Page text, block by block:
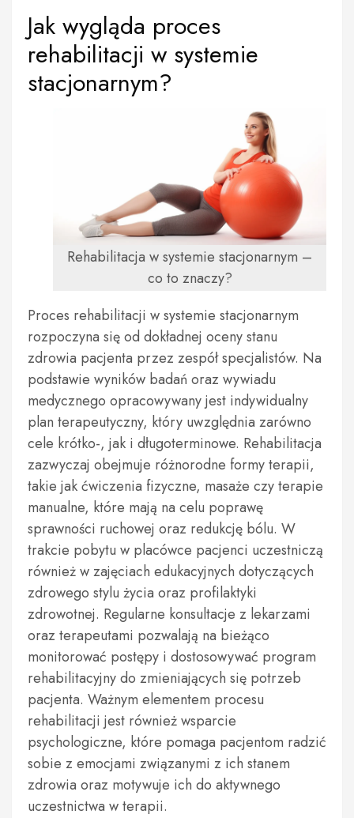
Jak wygląda proces
rehabilitacji w systemie
stacjonarnym?
Rehabilitacja w systemie stacjonarnym –
co to znaczy?
Proces rehabilitacji w systemie stacjonarnym
rozpoczyna się od dokładnej oceny stanu
zdrowia pacjenta przez zespół specjalistów. Na
podstawie wyników badań oraz wywiadu
medycznego opracowywany jest indywidualny
plan terapeutyczny, który uwzględnia zarówno
cele krótko-, jak i długoterminowe. Rehabilitacja
zazwyczaj obejmuje różnorodne formy terapii,
takie jak ćwiczenia fizyczne, masaże czy terapie
manualne, które mają na celu poprawę
sprawności ruchowej oraz redukcję bólu. W
trakcie pobytu w placówce pacjenci uczestniczą
również w zajęciach edukacyjnych dotyczących
zdrowego stylu życia oraz profilaktyki
zdrowotnej. Regularne konsultacje z lekarzami
oraz terapeutami pozwalają na bieżąco
monitorować postępy i dostosowywać program
rehabilitacyjny do zmieniających się potrzeb
pacjenta. Ważnym elementem procesu
rehabilitacji jest również wsparcie
psychologiczne, które pomaga pacjentom radzić
sobie z emocjami związanymi z ich stanem
zdrowia oraz motywuje ich do aktywnego
uczestnictwa w terapii.